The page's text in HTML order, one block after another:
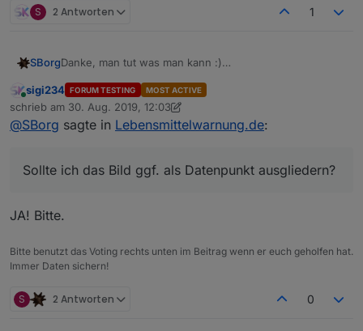
S 2 Antworten 1
SBorgDanke, man tut was man kann :)
px (BxH) limitiert. Zerschießt zwar dann nicht mehr das
Layout, staucht aber uU. das Bild ganz schön:
kommen und keine Höhenangabe enthalten, kann ich
@skokarl
Ich nutze kleine Pictogramme die ich hervorhebe wenn
was anliegt. Per Klick darauf öffnet sich dann bspw.
Online
sigi234 FORUM TESTING MOST ACTIVE
schrieb am 30. Aug. 2019, 12:03
zuletzt editiert von sigi234
@SBorg sagte in Lebensmittelwarnung.de:
Sollte ich das Bild ggf. als Datenpunkt ausgliedern?
JA! Bitte.
Bitte benutzt das Voting rechts unten im Beitrag wenn er euch geholfen hat.
Immer Daten sichern!
S 2 Antworten 0